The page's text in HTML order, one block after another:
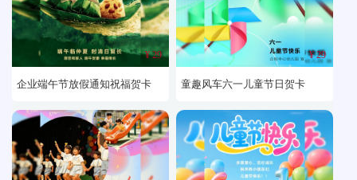
企业端午节放假通知祝福贺卡
¥ 29
童趣风车六一儿童节日贺卡
¥ 29